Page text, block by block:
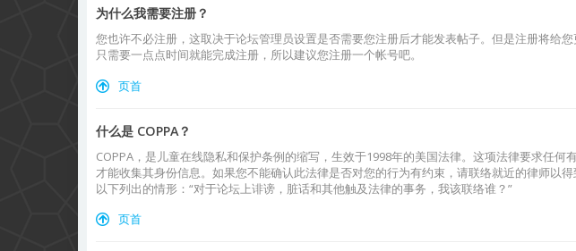
为什么我需要注册？
您也许不必注册，这取决于论坛管理员设置是否需要您注册后才能发表帖子。但是注册将给
只需要一点点时间就能完成注册，所以建议您注册一个帐号吧。
页首
什么是 COPPA？
COPPA，是儿童在线隐私和保护条例的缩写，生效于1998年的美国法律。这项法律要求任
才能收集其身份信息。如果您不能确认此法律是否对您的行为有约束，请联络就近的律师
以下列出的情形：“对于论坛上诽谤，脏话和其他触及法律的事务，我该联络谁？”
页首